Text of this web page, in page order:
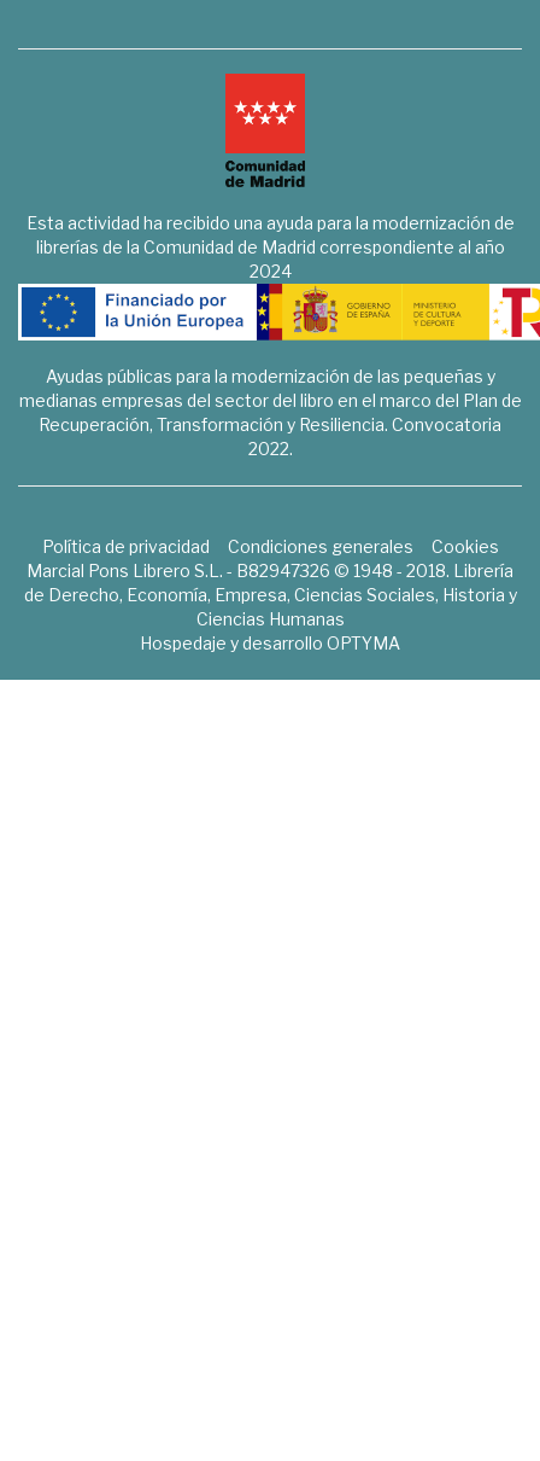
Esta actividad ha recibido una ayuda para la modernización de
librerías de la Comunidad de Madrid correspondiente al año
2024
Ayudas públicas para la modernización de las pequeñas y
medianas empresas del sector del libro en el marco del Plan de
Recuperación, Transformación y Resiliencia. Convocatoria
2022.
Política de privacidad Condiciones generales
Cookies
Marcial Pons Librero S.L. - B82947326 © 1948 - 2018. Librería
de Derecho, Economía, Empresa, Ciencias Sociales, Historia y
Ciencias Humanas
Hospedaje y desarrollo OPTYMA